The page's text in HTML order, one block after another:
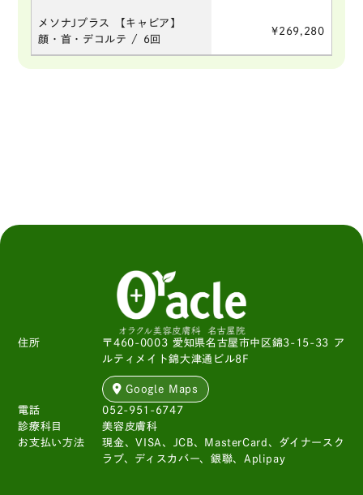
メソナJプラス 【キャビア】
顔・首・デコルテ / 6回
¥269,280
住所
〒460-0003 愛知県名古屋市中区錦3-15-33 ア
ルティメイト錦大津通ビル8F
Google Maps
電話
052-951-6747
診療科目
美容皮膚科
お支払い方法
現金、VISA、JCB、MasterCard、ダイナースク
ラブ、ディスカバー、銀聯、Aplipay